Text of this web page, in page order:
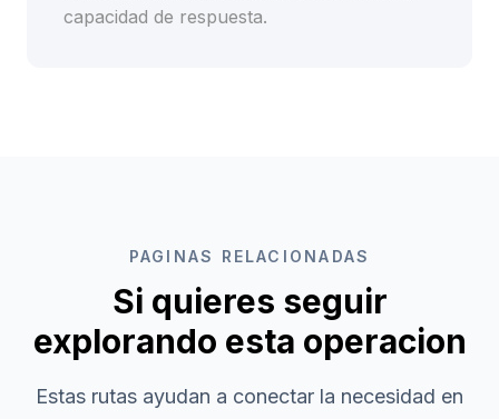
capacidad de respuesta.
PAGINAS RELACIONADAS
Si quieres seguir
explorando esta operacion
Estas rutas ayudan a conectar la necesidad en